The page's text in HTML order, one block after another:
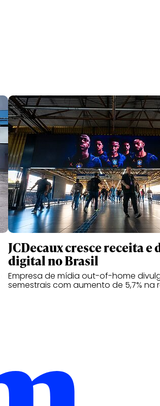
JCDecaux cresce receita e
digital no Brasil
Empresa de mídia out-of-home
semestrais com aumento de 5,7% na